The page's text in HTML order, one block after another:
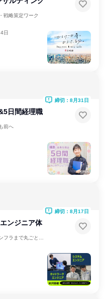
戦略策定ワーク
日
日間経理職
前へ
締切：8月31日
ンジニア体
締切：8月17日